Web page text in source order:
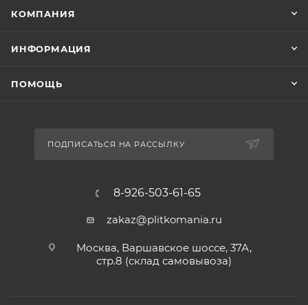
КОМПАНИЯ
ИНФОРМАЦИЯ
ПОМОЩЬ
ПОДПИСАТЬСЯ НА РАССЫЛКУ
8-926-503-61-65
zakaz@plitkomania.ru
Москва, Варшавское шоссе, 37А,
стр.8 (склад самовывоза)